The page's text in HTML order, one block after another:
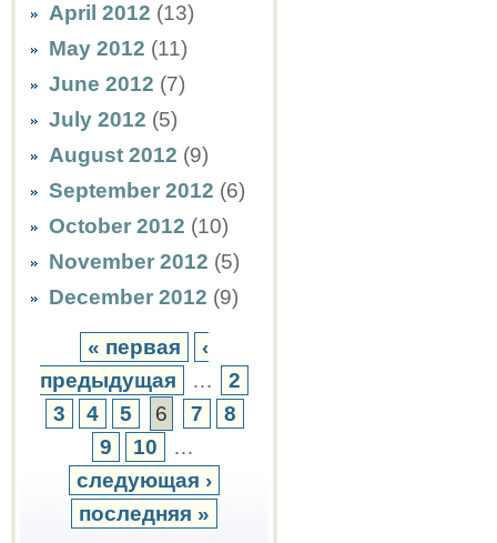
April 2012 (13)
May 2012 (11)
June 2012 (7)
July 2012 (5)
August 2012 (9)
September 2012 (6)
October 2012 (10)
November 2012 (5)
December 2012 (9)
« первая
‹
предыдущая
…
2
3
4 5 6 7
8
9
10
…
следующая ›
последняя »